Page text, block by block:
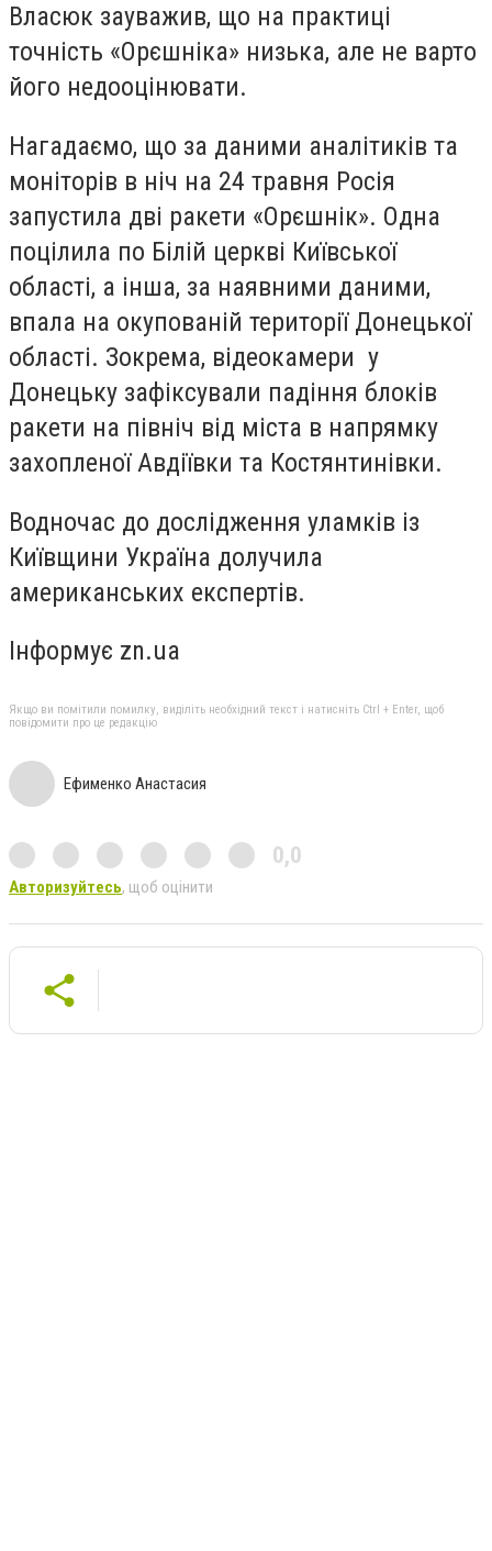
Власюк зауважив, що на практиці
точність «Орєшніка» низька, але не варто
його недооцінювати.
Нагадаємо, що за даними аналітиків та
моніторів в ніч на 24 травня Росія
запустила дві ракети «Орєшнік». Одна
поцілила по Білій церкві Київської
області, а інша, за наявними даними,
впала на окупованій території Донецької
області. Зокрема, відеокамери у
Донецьку зафіксували падіння блоків
ракети на північ від міста в напрямку
захопленої Авдіївки та Костянтинівки.
Водночас до дослідження уламків із
Київщини Україна долучила
американських експертів.
Інформує zn.ua
Якщо ви помітили помилку, виділіть необхідний текст і натисніть Ctrl + Enter, щоб
повідомити про це редакцію
Ефименко Анастасия
0,0
Авторизуйтесь, щоб оцінити